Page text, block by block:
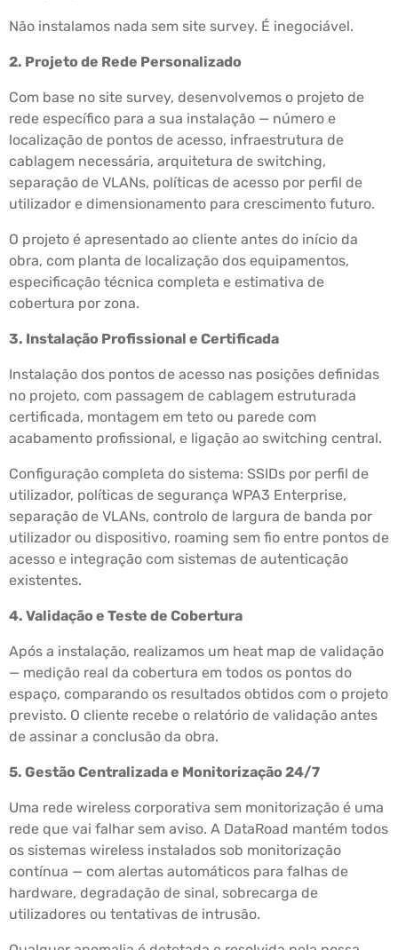
Não instalamos nada sem site survey. É inegociável.
2. Projeto de Rede Personalizado
Com base no site survey, desenvolvemos o projeto de
rede específico para a sua instalação — número e
localização de pontos de acesso, infraestrutura de
cablagem necessária, arquitetura de switching,
separação de VLANs, políticas de acesso por perfil de
utilizador e dimensionamento para crescimento futuro.
O projeto é apresentado ao cliente antes do início da
obra, com planta de localização dos equipamentos,
especificação técnica completa e estimativa de
cobertura por zona.
3. Instalação Profissional e Certificada
Instalação dos pontos de acesso nas posições definidas
no projeto, com passagem de cablagem estruturada
certificada, montagem em teto ou parede com
acabamento profissional, e ligação ao switching central.
Configuração completa do sistema: SSIDs por perfil de
utilizador, políticas de segurança WPA3 Enterprise,
separação de VLANs, controlo de largura de banda por
utilizador ou dispositivo, roaming sem fio entre pontos de
acesso e integração com sistemas de autenticação
existentes.
4. Validação e Teste de Cobertura
Após a instalação, realizamos um heat map de validação
— medição real da cobertura em todos os pontos do
espaço, comparando os resultados obtidos com o projeto
previsto. O cliente recebe o relatório de validação antes
de assinar a conclusão da obra.
5. Gestão Centralizada e Monitorização 24/7
Uma rede wireless corporativa sem monitorização é uma
rede que vai falhar sem aviso. A DataRoad mantém todos
os sistemas wireless instalados sob monitorização
contínua — com alertas automáticos para falhas de
hardware, degradação de sinal, sobrecarga de
utilizadores ou tentativas de intrusão.